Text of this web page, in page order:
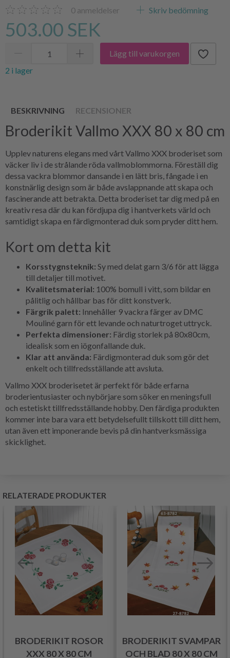
0 anmeldelser Skriv bedömning
503.00 SEK
Lägg till varukorgen
2 i lager
BESKRIVNING RECENSIONER
Broderikit Vallmo XXX 80 x 80 cm
Upplev naturens elegans med vårt Vallmo XXX broderiset som
väcker liv i de strålande röda vallmoblommorna. Föreställ dig
dessa vackra blommor dansande i en lätt bris, fångade i en
konstnärlig design som är både avslappnande att skapa och
fascinerande att betrakta. Detta broderiset tar dig med på en
kreativ resa där du kan fördjupa dig i hantverkets värld och
samtidigt skapa en färdigmonterad duk som pryder ditt hem.
Kort om detta kit
Korsstygnsteknik: Sy med delat garn 3/6 för att lägga
till detaljer till motivet.
Kvalitetsmaterial: 100% bomull i vitt, som bildar en
pålitlig och hållbar bas för ditt konstverk.
Färgrik palett: Innehåller 9 vackra färger av DMC
Mouliné garn för ett levande och naturtroget uttryck.
Perfekta dimensioner: Färdig storlek på 80x80cm,
idealisk som en iögonfallande duk.
Klar att använda: Färdigmonterad duk som gör det
enkelt och tillfredsställande att avsluta.
Vallmo XXX broderisetet är perfekt för både erfarna
broderientusiaster och nybörjare som söker en meningsfull
och estetiskt tillfredsställande hobby. Den färdiga produkten
kommer inte bara vara ett betydelsefullt tillskott till ditt hem,
utan även ett imponerande bevis på din hantverksmässiga
skicklighet.
RELATERADE PRODUKTER
BRODERIKIT ROSOR
XXX 80 X 80 CM
BRODERIKIT SVAMPAR
OCH BLAD 80 X 80 CM